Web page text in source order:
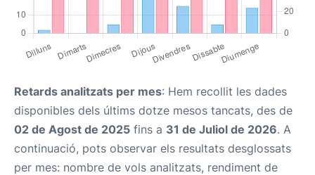
Retards analitzats per mes: Hem recollit les dades
disponibles dels últims dotze mesos tancats, des de
02 de Agost de 2025 fins a 31 de Juliol de 2026. A
continuació, pots observar els resultats desglossats
per mes: nombre de vols analitzats, rendiment de